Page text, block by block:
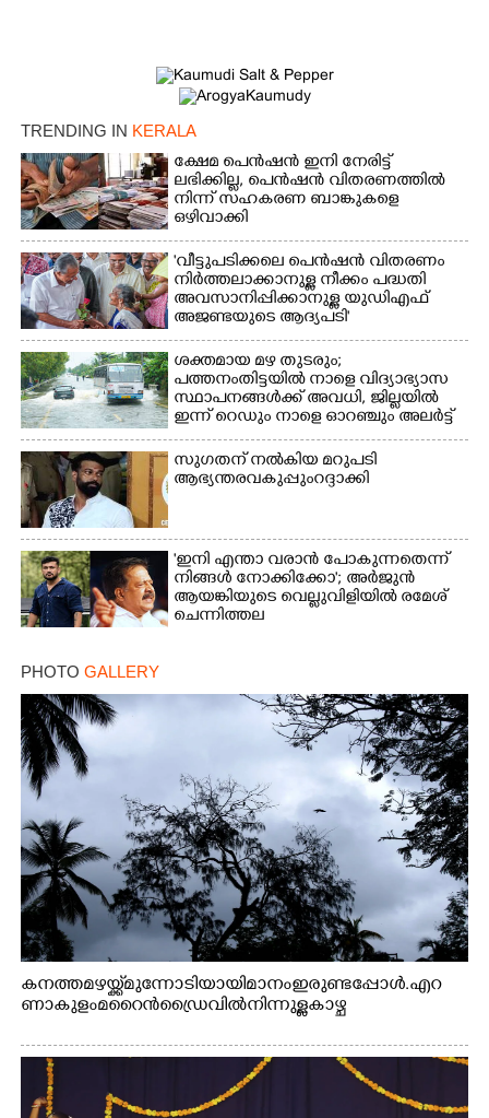
TRENDING IN KERALA
ക്ഷേമ പെൻഷൻ ഇനി നേരിട്ട്
ലഭിക്കില്ല,​ പെൻഷൻ വിതരണത്തിൽ
നിന്ന് സഹകരണ ബാങ്കുകളെ
ഒഴിവാക്കി
'വീട്ടുപടിക്കലെ പെൻഷൻ വിതരണം
നിർത്തലാക്കാനുള്ള നീക്കം പദ്ധതി
അവസാനിപ്പിക്കാനുള്ള യുഡിഎഫ്
അജണ്ടയുടെ ആദ്യപടി'
ശക്തമായ മഴ തുടരും;
പത്തനംതിട്ടയിൽ നാളെ വിദ്യാഭ്യാസ
സ്ഥാപനങ്ങൾക്ക് അവധി,​ ജില്ലയിൽ
ഇന്ന് റെ‌ഡും നാളെ ഓറഞ്ചും അലർട്ട്
സുഗതന് നൽകിയ മറുപടി
ആഭ്യന്തരവകുപ്പും റദ്ദാക്കി
'ഇനി എന്താ വരാൻ പോകുന്നതെന്ന്
നിങ്ങൾ നോക്കിക്കോ'; അർജുൻ
ആയങ്കിയുടെ വെല്ലുവിളിയിൽ രമേശ്
ചെന്നിത്തല
PHOTO GALLERY
കനത്ത മഴയ്ക്ക് മുന്നോടിയായി മാനം ഇരുണ്ടപ്പോൾ. എറ
ണാകുളം മറൈൻഡ്രൈവിൽ നിന്നുള്ള കാഴ്ച